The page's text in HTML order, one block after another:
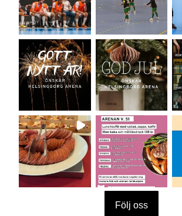
Följ oss